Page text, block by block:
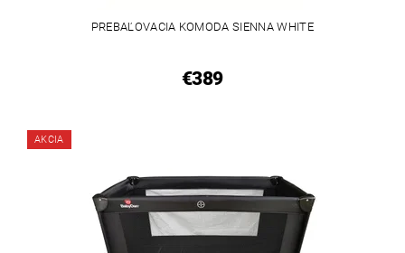
PREBAĽOVACIA KOMODA SIENNA WHITE
€389
AKCIA